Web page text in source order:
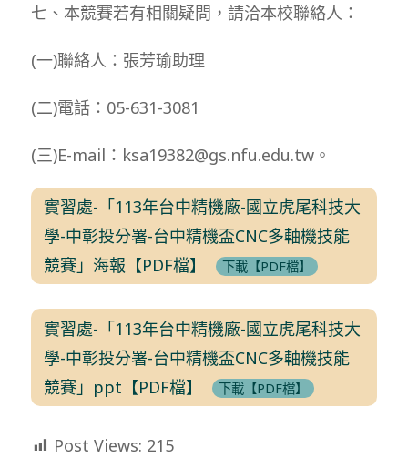
七、本競賽若有相關疑問，請洽本校聯絡人：
(一)聯絡人：張芳瑜助理
(二)電話：05-631-3081
(三)E-mail：ksa19382@gs.nfu.edu.tw。
實習處-「113年台中精機廠-國立虎尾科技大
學-中彰投分署-台中精機盃CNC多軸機技能
競賽」海報【PDF檔】
下載【PDF檔】
實習處-「113年台中精機廠-國立虎尾科技大
學-中彰投分署-台中精機盃CNC多軸機技能
競賽」ppt【PDF檔】
下載【PDF檔】
Post Views: 215